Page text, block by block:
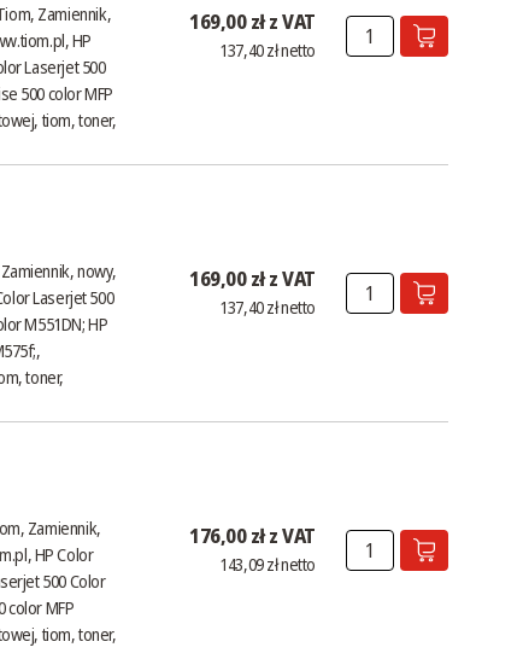
Zamiennik,
, HP
Laserjet 500
500 color MFP
tiom, toner,
169,00 zł z VAT
137,40 zł netto
nowy,
Laserjet 500
M551DN; HP
toner,
169,00 zł z VAT
137,40 zł netto
Zamiennik,
, HP Color
500 Color
color MFP
tiom, toner,
176,00 zł z VAT
143,09 zł netto